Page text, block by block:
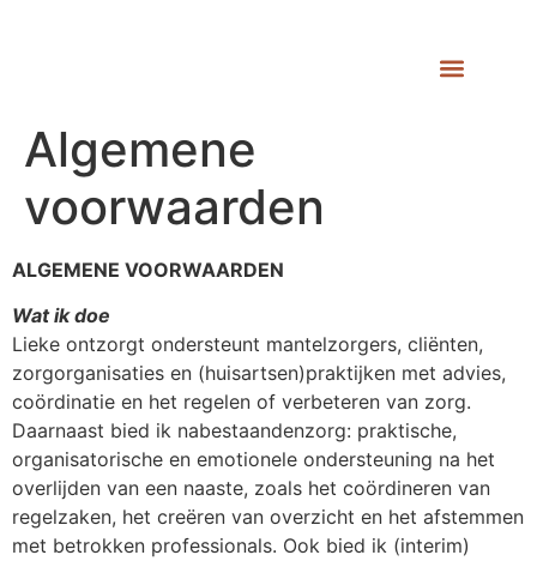
Algemene
voorwaarden
ALGEMENE VOORWAARDEN
Wat ik doe
Lieke ontzorgt ondersteunt mantelzorgers, cliënten,
zorgorganisaties en (huisartsen)praktijken met advies,
coördinatie en het regelen of verbeteren van zorg.
Daarnaast bied ik nabestaandenzorg: praktische,
organisatorische en emotionele ondersteuning na het
overlijden van een naaste, zoals het coördineren van
regelzaken, het creëren van overzicht en het afstemmen
met betrokken professionals. Ook bied ik (interim)